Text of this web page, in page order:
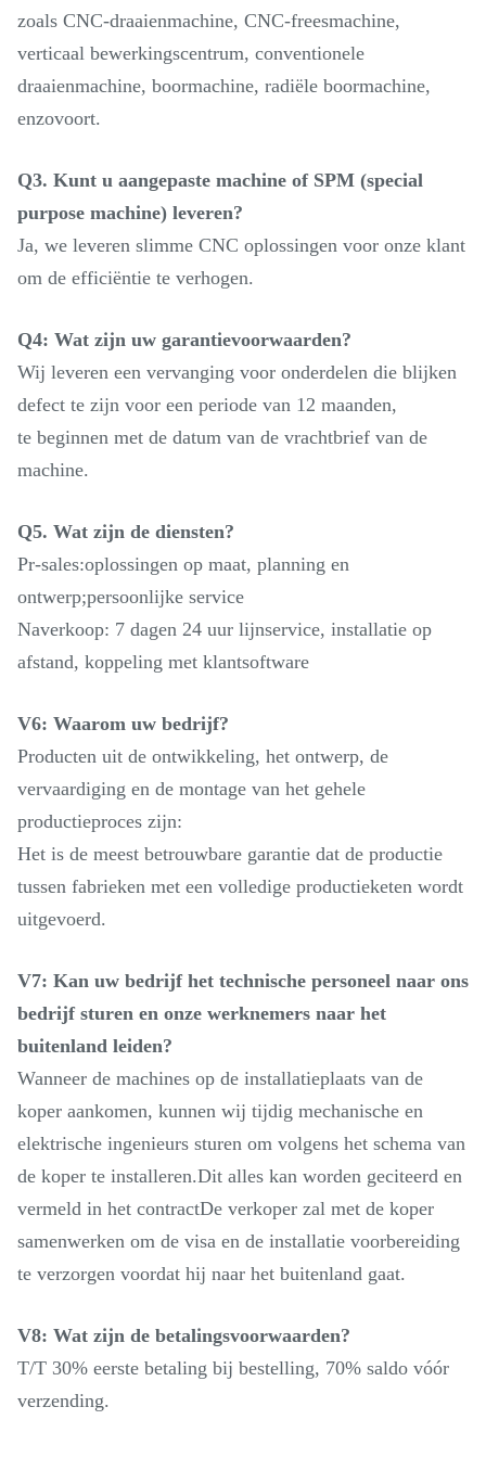
zoals CNC-draaienmachine, CNC-freesmachine,
verticaal bewerkingscentrum, conventionele
draaienmachine, boormachine, radiële boormachine,
enzovoort.
Q3. Kunt u aangepaste machine of SPM (special
purpose machine) leveren?
Ja, we leveren slimme CNC oplossingen voor onze klant
om de efficiëntie te verhogen.
Q4: Wat zijn uw garantievoorwaarden?
Wij leveren een vervanging voor onderdelen die blijken
defect te zijn voor een periode van 12 maanden,
te beginnen met de datum van de vrachtbrief van de
machine.
Q5. Wat zijn de diensten?
Pr-sales:oplossingen op maat, planning en
ontwerp;persoonlijke service
Naverkoop: 7 dagen 24 uur lijnservice, installatie op
afstand, koppeling met klantsoftware
V6: Waarom uw bedrijf?
Producten uit de ontwikkeling, het ontwerp, de
vervaardiging en de montage van het gehele
productieproces zijn:
Het is de meest betrouwbare garantie dat de productie
tussen fabrieken met een volledige productieketen wordt
uitgevoerd.
V7: Kan uw bedrijf het technische personeel naar ons
bedrijf sturen en onze werknemers naar het
buitenland leiden?
Wanneer de machines op de installatieplaats van de
koper aankomen, kunnen wij tijdig mechanische en
elektrische ingenieurs sturen om volgens het schema van
de koper te installeren.Dit alles kan worden geciteerd en
vermeld in het contractDe verkoper zal met de koper
samenwerken om de visa en de installatie voorbereiding
te verzorgen voordat hij naar het buitenland gaat.
V8: Wat zijn de betalingsvoorwaarden?
T/T 30% eerste betaling bij bestelling, 70% saldo vóór
verzending.